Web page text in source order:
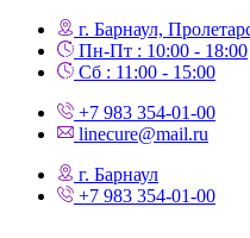
г. Барнаул,
Пн-Пт : 10:00 - 18:00
Сб : 11:00 - 15:00
+7 983 354-01-00
linecure@mail.ru
г. Барнаул
+7 983 354-01-00